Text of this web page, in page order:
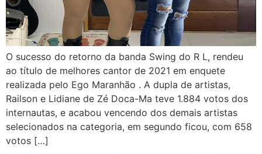
O sucesso do retorno da banda Swing do R L, rendeu
ao título de melhores cantor de 2021 em enquete
realizada pelo Ego Maranhão . A dupla de artistas,
Railson e Lidiane de Zé Doca-Ma teve 1.884 votos dos
internautas, e acabou vencendo dos demais artistas
selecionados na categoria, em segundo ficou, com 658
votos […]